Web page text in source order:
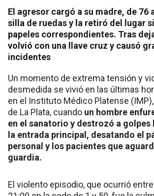
El agresor cargó a su madre, de 76
silla de ruedas y la retiró del lugar
papeles correspondientes. Tras
volvió con una llave cruz y causó
incidentes
Un momento de extrema tensión y
desmedida se vivió en las últimas
en el Instituto Médico Platense
de La Plata, cuando un hombre
en el sanatorio y destrozó a golpes
la entrada principal, desatando el
personal y los pacientes que
guardia.
El violento episodio, que ocurrió